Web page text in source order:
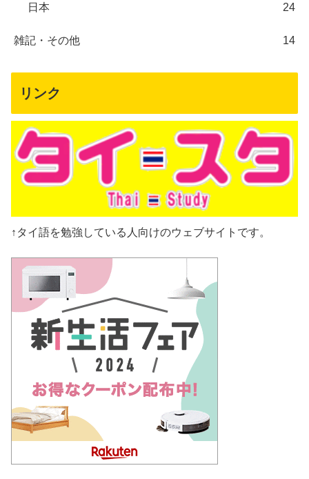
日本 24
雑記・その他 14
リンク
↑タイ語を勉強している人向けのウェブサイトです。